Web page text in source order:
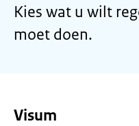
Kies wat u wilt
moet doen.
Visum